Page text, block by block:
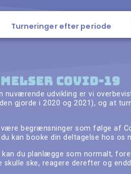
Turneringer efter periode
COVID-19
nuværende udvikling er vi
gjorde i 2020 og 2021), og at
være begrænsninger som følge af
kan booke din deltagelse hos os
kan du planlægge som normalt,
skulle ske, reagere derefter og